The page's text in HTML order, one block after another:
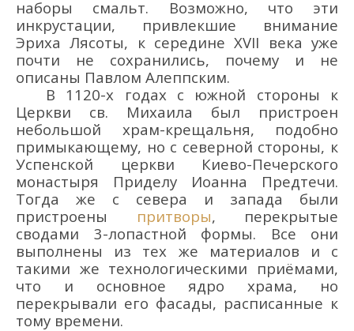
наборы смальт. Возможно, что эти
инкрустации, привлекшие внимание
Эриха Лясоты, к середине XVII века уже
почти не сохранились, почему и не
описаны Павлом Алеппским.
В 1120-х годах с южной стороны к
Церкви св. Михаила был пристроен
небольшой храм-крещальня, подобно
примыкающему, но с северной стороны, к
Успенской церкви Киево-Печерского
монастыря Приделу Иоанна Предтечи.
Тогда же с севера и запада были
пристроены притворы, перекрытые
сводами 3-лопастной формы. Все они
выполнены из тех же материалов и с
такими же технологическими приёмами,
что и основное ядро храма, но
перекрывали его фасады, расписанные к
тому времени.